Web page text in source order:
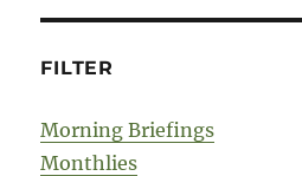
FILTER
Morning Briefings
Monthlies